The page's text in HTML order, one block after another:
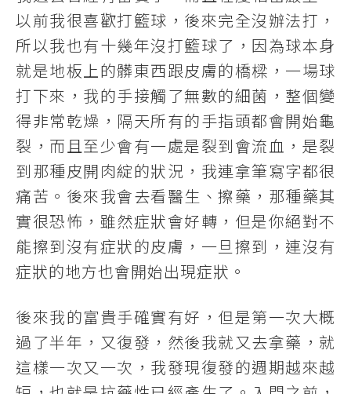
以前我很喜歡打籃球，後來完全沒辦法打，
所以我也有十幾年沒打籃球了，因為球本身
就是地板上的髒東西跟皮膚的橋樑，一場球
打下來，我的手接觸了無數的細菌，整個變
得非常乾燥，隔天所有的手指頭都會開始龜
裂，而且至少會有一處是裂到會流血，是裂
到那種皮開肉綻的狀況，我連拿筆寫字都很
痛苦。後來我會去看醫生、擦藥，那種藥其
實很恐怖，雖然症狀會好轉，但是你絕對不
能擦到沒有症狀的皮膚，一旦擦到，連沒有
症狀的地方也會開始出現症狀。
後來我的富貴手確實有好，但是第一次大概
過了半年，又復發，然後我就又去拿藥，就
這樣一次又一次，我發現復發的週期越來越